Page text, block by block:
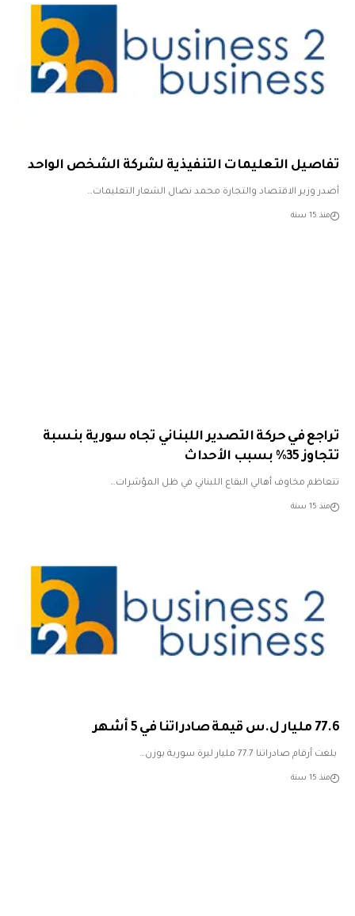
تفاصيل التعليمات التنفيذية لشركة الشخص الواحد
أصدر وزير الاقتصاد والتجارة محمد نضال الشعار التعليمات…
منذ 15 سنة
تراجع في حركة التصدير اللبناني تجاه سورية بنسبة
تتجاوز 35% بسبب الأحداث
تتعاظم مخاوف أهالي البقاع اللبناني في ظل المؤشرات…
منذ 15 سنة
77.6 مليار ل.س قيمة صادراتنا في 5 أشهر
بلغت أرقام صادراتنا 77.7 مليار ليرة سورية بوزن…
منذ 15 سنة